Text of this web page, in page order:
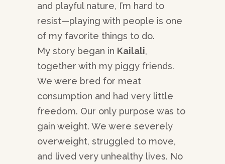
and playful nature, I’m hard to
resist—playing with people is one
of my favorite things to do.
My story began in Kailali,
together with my piggy friends.
We were bred for meat
consumption and had very little
freedom. Our only purpose was to
gain weight. We were severely
overweight, struggled to move,
and lived very unhealthy lives. No